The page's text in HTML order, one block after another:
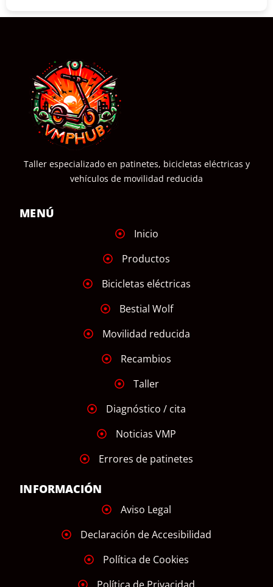
Taller especializado en patinetes, bicicletas eléctricas y
vehículos de movilidad reducida
MENÚ
Inicio
Productos
Bicicletas eléctricas
Bestial Wolf
Movilidad reducida
Recambios
Taller
Diagnóstico / cita
Noticias VMP
Errores de patinetes
INFORMACIÓN
Aviso Legal
Declaración de Accesibilidad
Política de Cookies